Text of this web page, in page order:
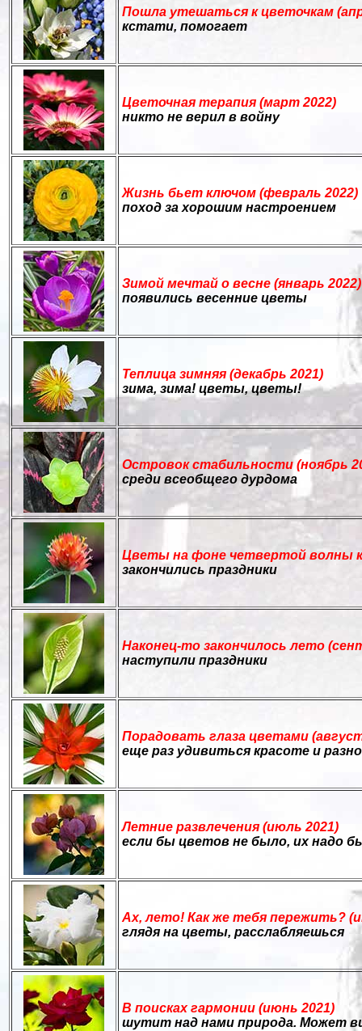
Пошла утешаться к цветочкам
кстати, помогает
Цветочная терапия (март 2022)
никто не верил в войну
Жизнь бьет ключом (февраль 2022)
поход за хорошим настроением
Зимой мечтай о весне (январь 2022)
появились весенние цветы
Теплица зимняя (декабрь 2021)
зима, зима! цветы, цветы!
Островок стабильности (ноябрь
среди всеобщего дурдома
Цветы на фоне четвертой волны
закончились праздники
Наконец-то закончилось лето
наступили праздники
Порадовать глаза цветами
еще раз удивиться красоте и
Летние развлечения (июль 2021)
если бы цветов не было, их надо
Ах, лето! Как же тебя пережить?
глядя на цветы, расслабляешься
В поисках гармонии (июнь 2021)
шутит над нами природа. Может